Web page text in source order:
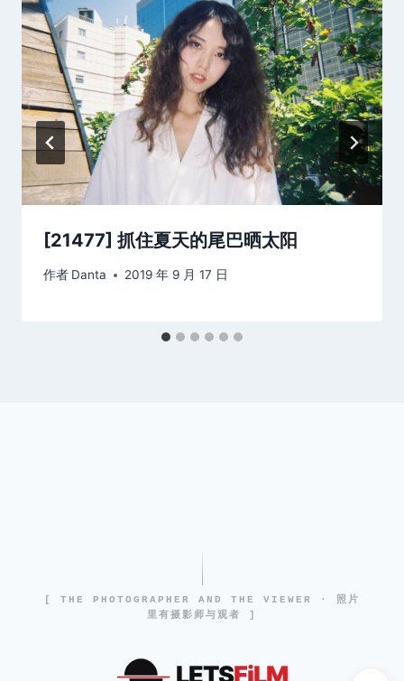
[21477] 抓住夏天的尾巴晒太阳
作者 Danta 2019 年 9 月 17 日
[ THE PHOTOGRAPHER AND THE VIEWER · 照片
里有摄影师与观者 ]